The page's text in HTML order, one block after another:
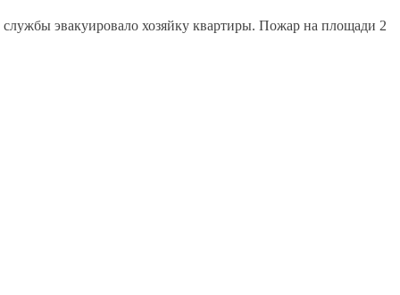
эвакуировало хозяйку квартиры. Пожар на площади 2